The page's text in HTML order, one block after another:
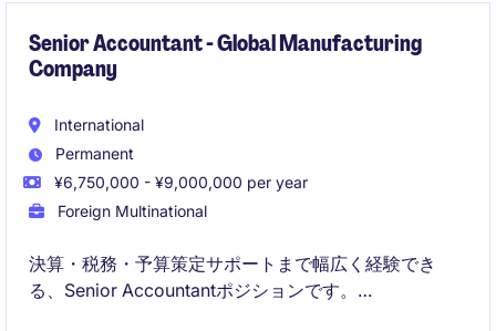
Senior Accountant - Global Manufacturing
Company
International
Permanent
¥6,750,000 - ¥9,000,000 per year
Foreign Multinational
決算・税務・予算策定サポートまで幅広く経験でき
る、Senior Accountantポジションです。